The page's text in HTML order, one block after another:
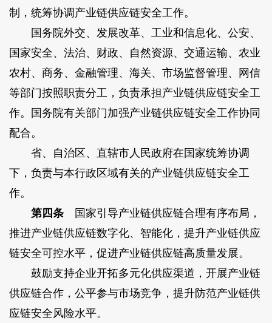
制，统筹协调产业链供应链安全工作。
国务院外交、发展改革、工业和信息化、公安、
国家安全、法治、财政、自然资源、交通运输、农业
农村、商务、金融管理、海关、市场监督管理、网信
等部门按照职责分工，负责承担产业链供应链安全工
作。国务院有关部门加强产业链供应链安全工作协同
配合。
省、自治区、直辖市人民政府在国家统筹协调
下，负责与本行政区域有关的产业链供应链安全工
作。
第四条国家引导产业链供应链合理有序布局，
推进产业链供应链数字化、智能化，提升产业链供应
链安全可控水平，促进产业链供应链高质量发展。
鼓励支持企业开拓多元化供应渠道，开展产业链
供应链合作，公平参与市场竞争，提升防范产业链供
应链安全风险水平。